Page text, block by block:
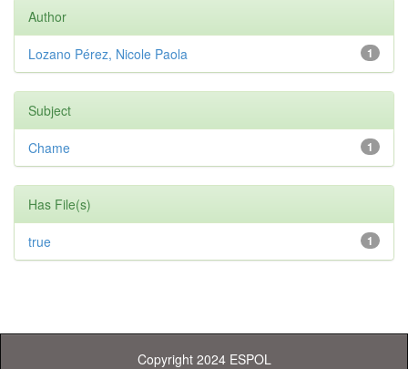
Author
1
Lozano Pérez, Nicole Paola
Subject
1
Chame
Has File(s)
1
true
Copyright 2024 ESPOL